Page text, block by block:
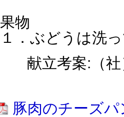
果物
１．ぶどうは洗
献立考案:（
豚肉のチーズパ